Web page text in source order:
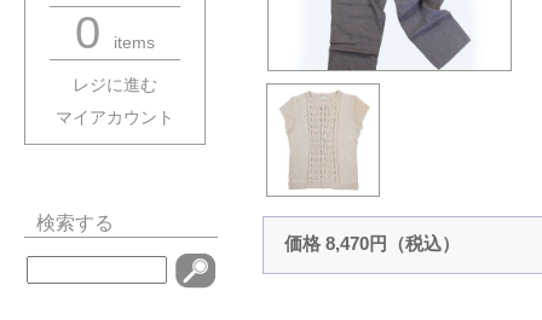
0 items
レジに進む
マイアカウント
検索する
価格 8,470円（税込）